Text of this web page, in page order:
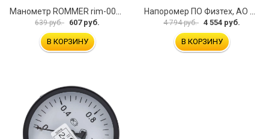
639 руб. 607 руб.
В КОРЗИНУ
4 794 руб. 4 554 руб.
В КОРЗИНУ